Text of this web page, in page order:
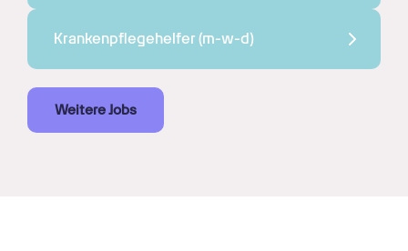
Krankenpflegehelfer (m-w-d)
Weitere Jobs